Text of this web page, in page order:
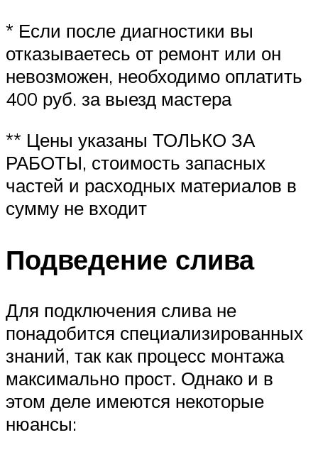
* Если после диагностики вы
отказываетесь от ремонт или он
невозможен, необходимо оплатить
400 руб. за выезд мастера
** Цены указаны ТОЛЬКО ЗА
РАБОТЫ, стоимость запасных
частей и расходных материалов в
сумму не входит
Подведение слива
Для подключения слива не
понадобится специализированных
знаний, так как процесс монтажа
максимально прост. Однако и в
этом деле имеются некоторые
нюансы: